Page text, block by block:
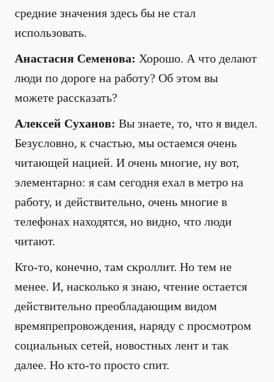
средние значения здесь бы не стал
использовать.
Анастасия Семенова: Хорошо. А что делают
люди по дороге на работу? Об этом вы
можете рассказать?
Алексей Суханов: Вы знаете, то, что я видел.
Безусловно, к счастью, мы остаемся очень
читающей нацией. И очень многие, ну вот,
элементарно: я сам сегодня ехал в метро на
работу, и действительно, очень многие в
телефонах находятся, но видно, что люди
читают.
Кто-то, конечно, там скроллит. Но тем не
менее. И, насколько я знаю, чтение остается
действительно преобладающим видом
времяпрепровождения, наряду с просмотром
социальных сетей, новостных лент и так
далее. Но кто-то просто спит.